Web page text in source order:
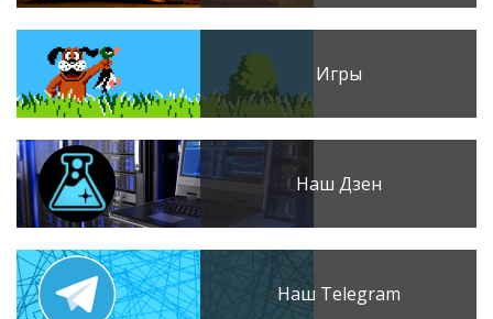
Игры
Наш Дзен
Наш Telegram